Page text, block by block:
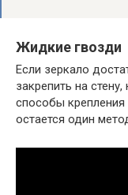
Жидкие гвозди
Если зеркало
закрепить на
способы
остается один